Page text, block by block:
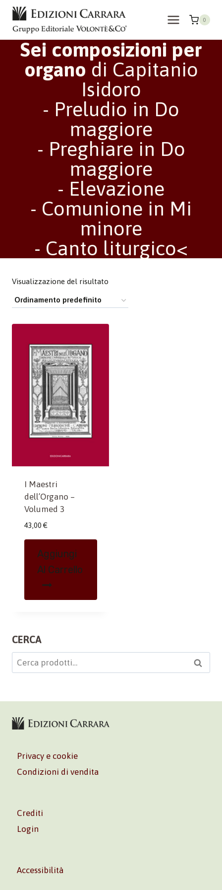
Salta
contenuto
0
Sei composizioni per
organo di Capitanio
Isidoro
- Preludio in Do
maggiore
- Preghiare in Do
maggiore
- Elevazione
- Comunione in Mi
minore
- Canto liturgico<
Visualizzazione del risultato
I Maestri
dell’Organo –
Volumed 3
43,00 €
Aggiungi
Al Carrello
CERCA
Cerca: Cerca
Privacy e cookie
Condizioni di vendita
Crediti
Login
Accessibilità